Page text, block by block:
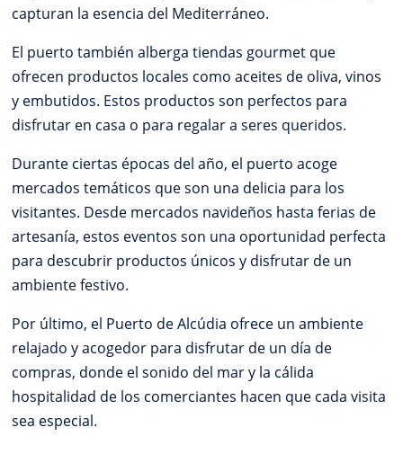
capturan la esencia del Mediterráneo.
El puerto también alberga tiendas gourmet que
ofrecen productos locales como aceites de oliva, vinos
y embutidos. Estos productos son perfectos para
disfrutar en casa o para regalar a seres queridos.
Durante ciertas épocas del año, el puerto acoge
mercados temáticos que son una delicia para los
visitantes. Desde mercados navideños hasta ferias de
artesanía, estos eventos son una oportunidad perfecta
para descubrir productos únicos y disfrutar de un
ambiente festivo.
Por último, el Puerto de Alcúdia ofrece un ambiente
relajado y acogedor para disfrutar de un día de
compras, donde el sonido del mar y la cálida
hospitalidad de los comerciantes hacen que cada visita
sea especial.